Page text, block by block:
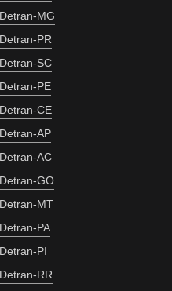
MG
PR
SC
PE
CE
AP
AC
GO
MT
PA
PI
RR